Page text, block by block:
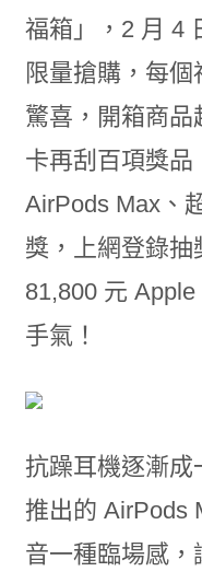
福箱」，2 月 4
限量搶購，每
驚喜，開箱商品
卡再刮百項獎品
AirPods Max、
獎，上網登錄
81,800 元
手氣！
抗躁耳機逐漸成
推出的 AirPods
音一種臨場感